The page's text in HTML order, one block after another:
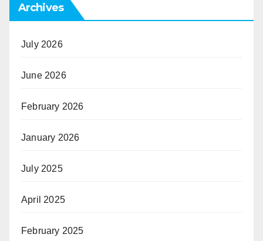
Archives
July 2026
June 2026
February 2026
January 2026
July 2025
April 2025
February 2025